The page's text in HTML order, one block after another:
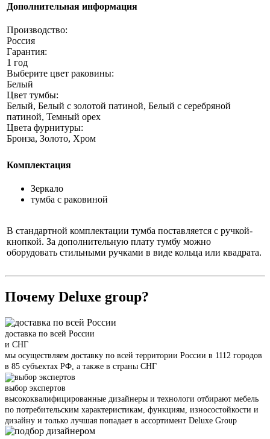
Дополнительная информация
Производство:
Россия
Гарантия:
1 год
Выберите цвет раковины:
Белый
Цвет тумбы:
Белый, Белый с золотой патиной, Белый с серебряной
патиной, Темный орех
Цвета фурнитуры:
Бронза, Золото, Хром
Комплектация
Зеркало
тумба с раковиной
В стандартной комплектации тумба поставляется с ручкой-
кнопкой. За дополнительную плату тумбу можно
оборудовать стильными ручками в виде кольца или квадрата.
Почему Deluxe group?
доставка по всей России
и СНГ
мы осуществляем доставку по всей территории России в 1112 городов
в 85 субъектах РФ, а также в страны СНГ
выбор экспертов
высококвалифицированные дизайнеры и технологи отбирают мебель
по потребительским характеристикам, функциям, износостойкости и
дизайну и только лучшая попадает в ассортимент Deluxe Group